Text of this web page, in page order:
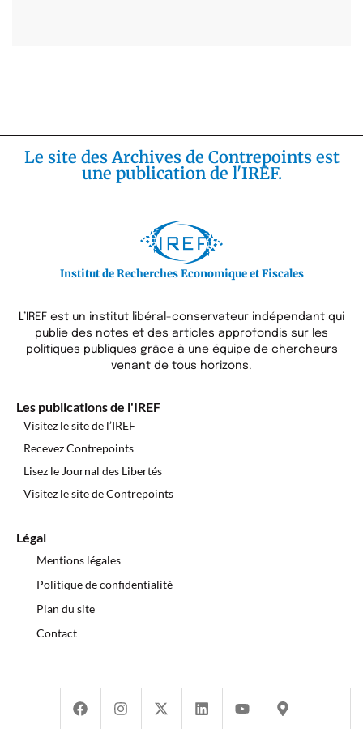
Le site des Archives de Contrepoints est
une publication de l'IREF.
Institut de Recherches Economique et Fiscales
L’IREF est un institut libéral-conservateur indépendant qui
publie des notes et des articles approfondis sur les
politiques publiques grâce à une équipe de chercheurs
venant de tous horizons.
Les publications de l'IREF
Visitez le site de l’IREF
Recevez Contrepoints
Lisez le Journal des Libertés
Visitez le site de Contrepoints
Légal
Mentions légales
Politique de confidentialité
Plan du site
Contact